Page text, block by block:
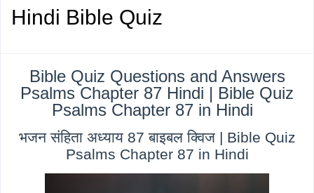
Hindi Bible Quiz
Bible Quiz Questions and Answers
Psalms Chapter 87 Hindi | Bible Quiz
Psalms Chapter 87 in Hindi
भजन संहिता अध्याय 87 बाइबल क्विज | Bible Quiz
Psalms Chapter 87 in Hindi